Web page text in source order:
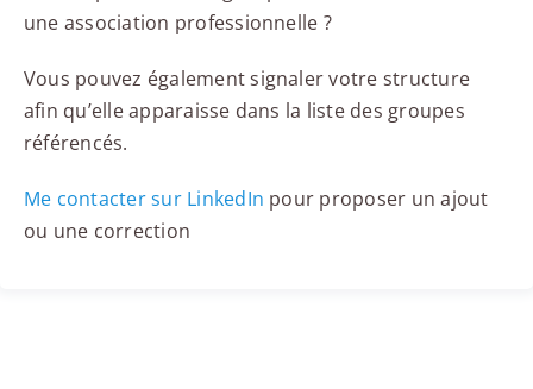
une association professionnelle ?
Vous pouvez également signaler votre structure
afin qu’elle apparaisse dans la liste des groupes
référencés.
Me contacter sur LinkedIn pour proposer un ajout
ou une correction